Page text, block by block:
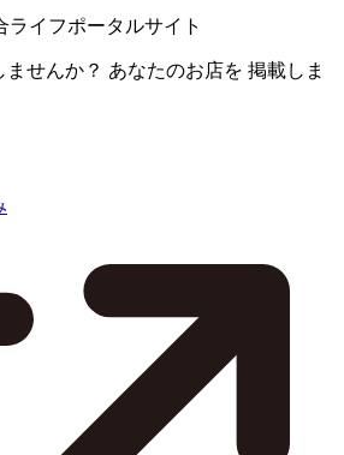
ライフポータルサイト
せんか？ あなたのお店を 掲載しま